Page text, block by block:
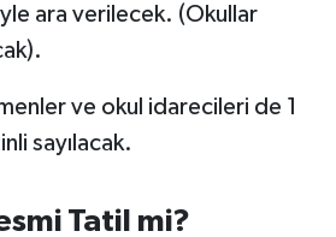
ara verilecek. (Okullar
ve okul idarecileri de 1
sayılacak.
Tatil mi?